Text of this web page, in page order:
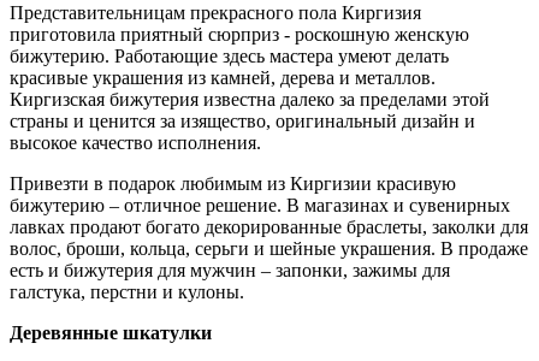
Представительницам прекрасного пола Киргизия
приготовила приятный сюрприз - роскошную женскую
бижутерию. Работающие здесь мастера умеют делать
красивые украшения из камней, дерева и металлов.
Киргизская бижутерия известна далеко за пределами этой
страны и ценится за изящество, оригинальный дизайн и
высокое качество исполнения.
Привезти в подарок любимым из Киргизии красивую
бижутерию – отличное решение. В магазинах и сувенирных
лавках продают богато декорированные браслеты, заколки для
волос, броши, кольца, серьги и шейные украшения. В продаже
есть и бижутерия для мужчин – запонки, зажимы для
галстука, перстни и кулоны.
Деревянные шкатулки